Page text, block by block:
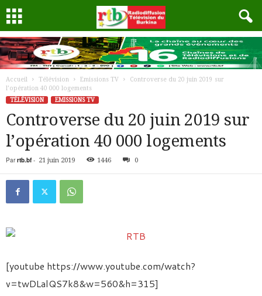
Accueil Télévision Emissions TV
Controverse du 20 juin 2019 sur
l’opération 40 000 logements
TÉLÉVISION
EMISSIONS TV
Controverse du 20 juin 2019 sur
l’opération 40 000 logements
Par rtb.bf- 21 juin 2019 1446 0
[youtube https://www.youtube.com/watch?
v=twDLalQS7k8&w=560&h=315]